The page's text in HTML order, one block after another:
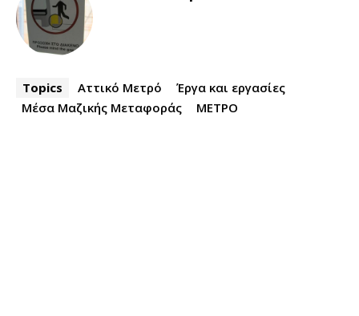
Topics Αττικό Μετρό
Έργα και εργασίες
Μέσα Μαζικής Μεταφοράς
ΜΕΤΡΟ